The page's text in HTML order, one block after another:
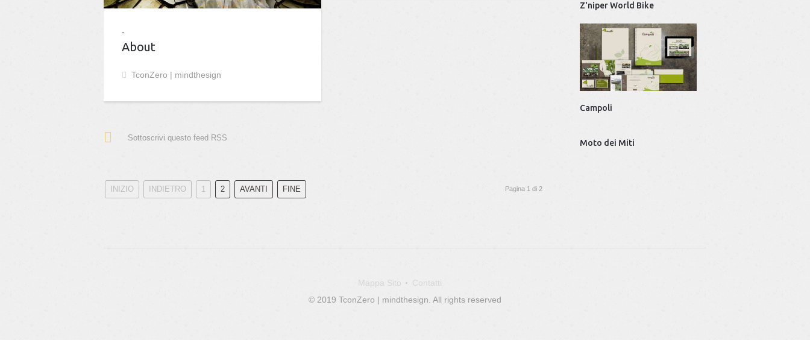
About
TconZero | mindthesign
Sottoscrivi questo feed RSS
INIZIO INDIETRO 1 2 AVANTI FINE Pagina 1 di 2
Z'niper World Bike
Campoli
Moto dei Miti
Mappa Sito
Contatti
© 2019 TconZero | mindthesign. All rights reserved